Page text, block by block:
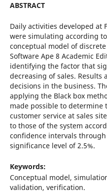
ABSTRACT
Daily activities developed at
were simulating according
conceptual model of
Software Ape 8 Academic
identifying the factor that
decreasing of sales. Results
decisions in the business.
applying the Black box
made possible to determine
customer service at sales
to those of the system
confidence intervals
significance level of 2.5%.
Keywords:
Conceptual model,
validation, verification.